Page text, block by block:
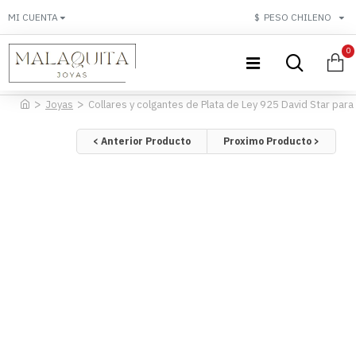
MI CUENTA $ PESO CHILENO
0
Joyas Collares y colgantes de Plata de Ley 925 David Star
< Anterior Producto Proximo Producto >